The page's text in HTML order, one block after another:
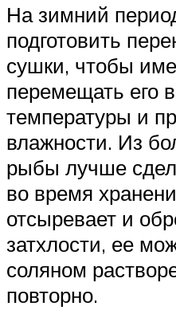
На зимний
подготовить
сушки, чтобы
перемещать его
температуры и
влажности. Из
рыбы лучше
во время
отсыревает и
затхлости, ее
соляном
повторно.